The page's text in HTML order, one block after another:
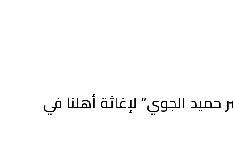
الجوي” لإغاثة أهلنا في